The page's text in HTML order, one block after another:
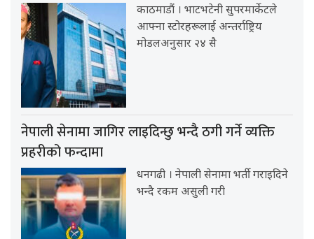
काठमाडौं । भाटभटेनी सुपरमार्केटले
आफ्ना स्टोरहरूलाई अन्तर्राष्ट्रिय
मोडलअनुसार २४ सै
नेपाली सेनामा जागिर लाइदिन्छु भन्दै ठगी गर्ने व्यक्ति
प्रहरीको फन्दामा
धनगढी । नेपाली सेनामा भर्ती गराइदिने
भन्दै रकम असुली गरी